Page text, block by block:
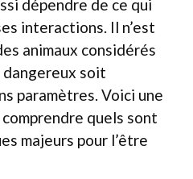
dépendre de ce qui
interactions. Il n’est
animaux considérés
dangereux soit
paramètres. Voici une
quels sont
majeurs pour l’être